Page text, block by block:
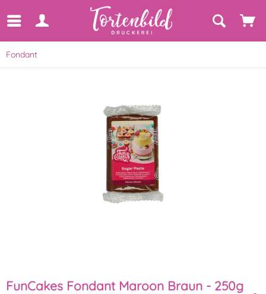
Fondant
FunCakes Fondant Maroon Braun - 250g